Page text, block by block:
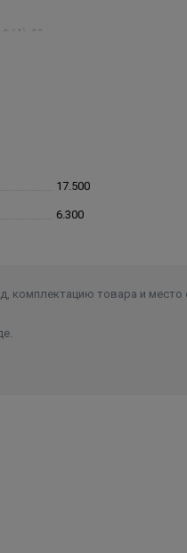
17.500
6.300
комплектацию товара и место